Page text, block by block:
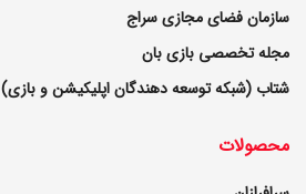
سازمان فضای مجازی سراج
مجله تخصصی بازی بان
شتاب (شبکه توسعه دهندگان اپلیکیشن و بازی)
محصولات